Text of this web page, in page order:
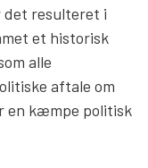
det resulteret i
et historisk
alle
aftale om
en kæmpe politisk